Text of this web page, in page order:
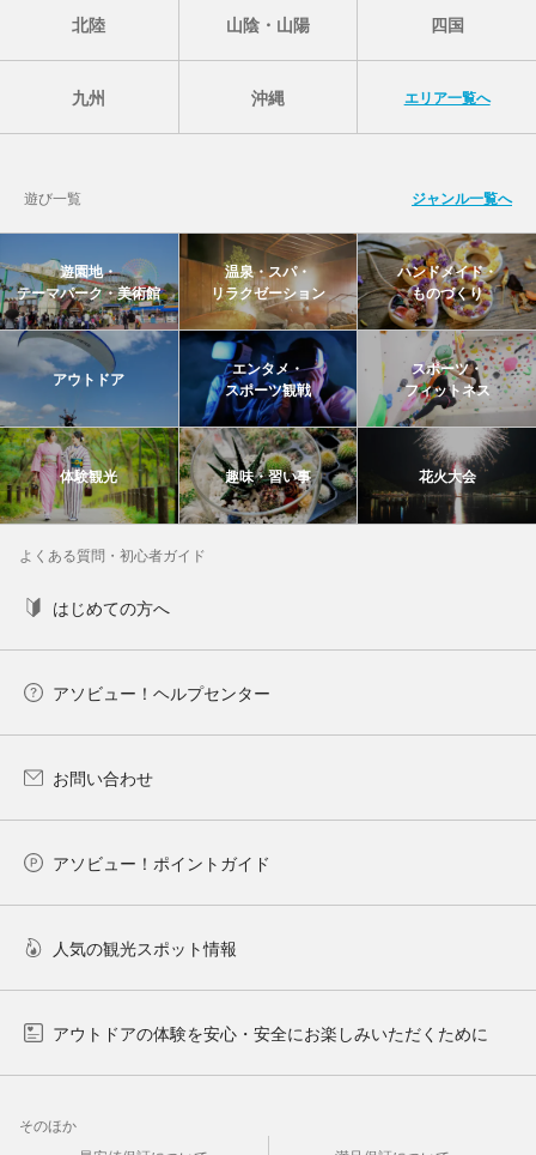
北陸 山陰・山陽 四国
九州 沖縄 エリア一覧へ
遊び一覧 ジャンル一覧へ
遊園地・
テーマパーク・美術館
温泉・スパ・
リラクゼーション
ハンドメイド・
ものづくり
アウトドア
エンタメ・
スポーツ観戦
スポーツ・
フィットネス
体験観光 趣味・習い事 花火大会
よくある質問・初心者ガイド
はじめての方へ
アソビュー！ヘルプセンター
お問い合わせ
アソビュー！ポイントガイド
人気の観光スポット情報
アウトドアの体験を安心・安全にお楽しみいただくために
そのほか